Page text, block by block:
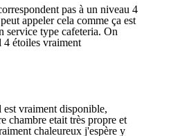
pas à un niveau 4
appeler cela comme ça est
service type cafeteria. On
4 étoiles vraiment
vraiment disponible,
chambre etait très propre et
chaleureux j'espère y